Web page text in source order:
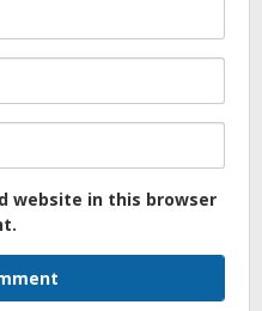
website in this browser